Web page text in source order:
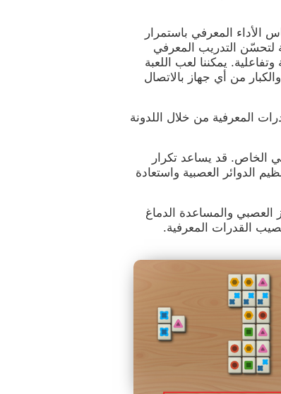
الأداء المعرفي باستمرار
لتحسّن التدريب المعرفي
يمكننا لعب اللعبة
والكبار من أي جهاز بالاتصال
المعرفية من خلال اللدونة
الخاص. قد يساعد تكرار
الدوائر العصبية واستعادة
العصبي والمساعدة الدماغ
القدرات المعرفية.